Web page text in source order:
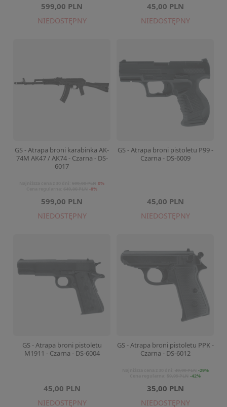
599,00 PLN
NIEDOSTĘPNY
45,00 PLN
NIEDOSTĘPNY
GS - Atrapa broni karabinka AK-
74M AK47 / AK74 - Czarna - DS-
6017
599,00 PLN
0%
-8%
NIEDOSTĘPNY
GS - Atrapa broni pistoletu P99 -
Czarna - DS-6009
45,00 PLN
NIEDOSTĘPNY
GS - Atrapa broni pistoletu
M1911 - Czarna - DS-6004
45,00 PLN
NIEDOSTĘPNY
GS - Atrapa broni pistoletu PPK -
Czarna - DS-6012
35,00 PLN
-29%
-42%
NIEDOSTĘPNY